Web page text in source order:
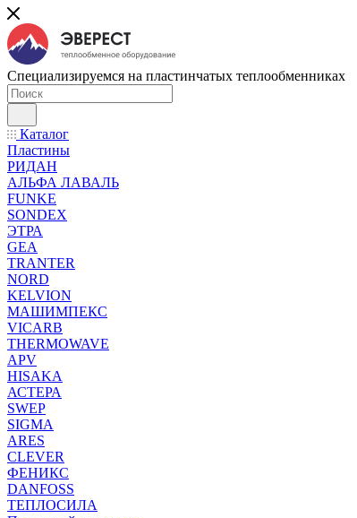
Специализируемся на пластинчатых теплообменниках
Каталог
Пластины
РИДАН
АЛЬФА ЛАВАЛЬ
FUNKE
SONDEX
ЭТРА
GEA
TRANTER
NORD
KELVION
МАШИМПЕКС
VICARB
THERMOWAVE
APV
HISAKA
АСТЕРА
SWEP
SIGMA
ARES
CLEVER
ФЕНИКС
DANFOSS
ТЕПЛОСИЛА